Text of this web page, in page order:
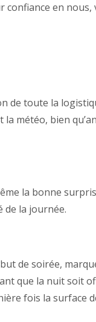
confiance en
toute la
météo, bien
la bonne
de la journée.
de soirée,
que la nuit soit
fois la surface